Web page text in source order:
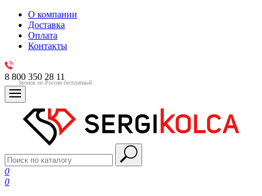
О компании
Доставка
Оплата
Контакты
8 800 350 28 11
Звонок по России бесплатный
0
0